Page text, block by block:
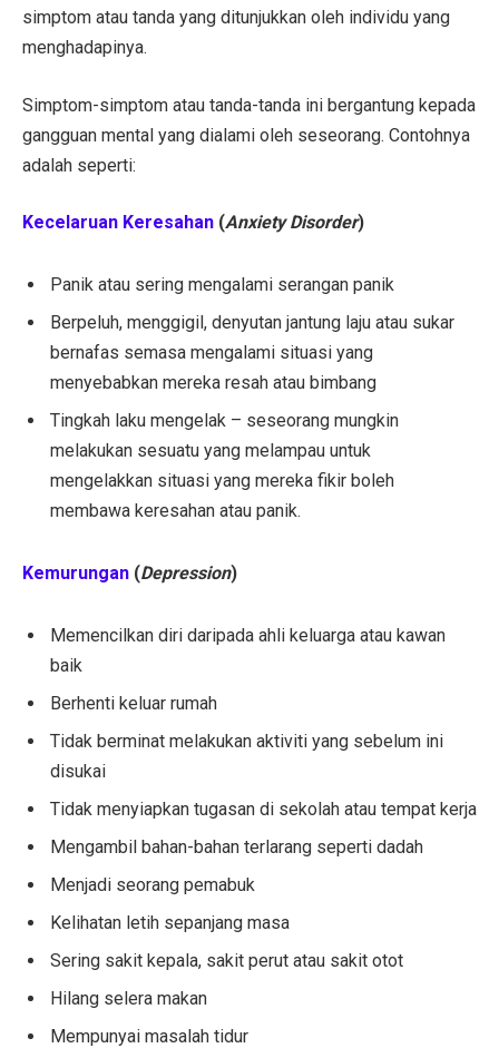
simptom atau tanda yang ditunjukkan oleh individu yang
menghadapinya.
Simptom-simptom atau tanda-tanda ini bergantung kepada
gangguan mental yang dialami oleh seseorang. Contohnya
adalah seperti:
Kecelaruan Keresahan (Anxiety Disorder)
Panik atau sering mengalami serangan panik
Berpeluh, menggigil, denyutan jantung laju atau sukar
bernafas semasa mengalami situasi yang
menyebabkan mereka resah atau bimbang
Tingkah laku mengelak – seseorang mungkin
melakukan sesuatu yang melampau untuk
mengelakkan situasi yang mereka fikir boleh
membawa keresahan atau panik.
Kemurungan (Depression)
Memencilkan diri daripada ahli keluarga atau kawan
baik
Berhenti keluar rumah
Tidak berminat melakukan aktiviti yang sebelum ini
disukai
Tidak menyiapkan tugasan di sekolah atau tempat kerja
Mengambil bahan-bahan terlarang seperti dadah
Menjadi seorang pemabuk
Kelihatan letih sepanjang masa
Sering sakit kepala, sakit perut atau sakit otot
Hilang selera makan
Mempunyai masalah tidur